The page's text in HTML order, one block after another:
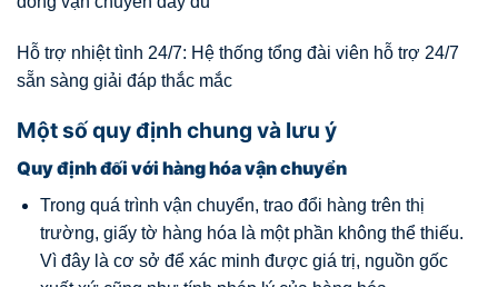
Hỗ trợ nhiệt tình 24/7: Hệ thống tổng đài viên hỗ trợ 24/7
sẵn sàng giải đáp thắc mắc
Một số quy định chung và lưu ý
Quy định đối với hàng hóa vận chuyển
Trong quá trình vận chuyển, trao đổi hàng trên thị
trường, giấy tờ hàng hóa là một phần không thể thiếu.
Vì đây là cơ sở để xác minh được giá trị, nguồn gốc